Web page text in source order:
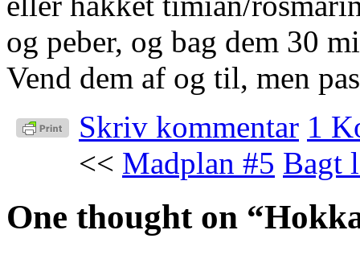
og peber, og bag dem 30
Vend dem af og til, men
Skriv kommentar 1
<< Madplan #5 Bagt
One thought on “